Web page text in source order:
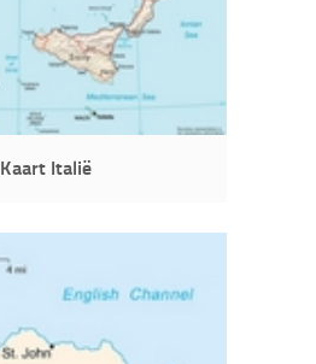
Kaart Italië